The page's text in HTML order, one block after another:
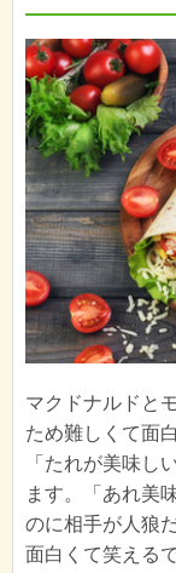
マクドナルドと
ため難しくて面
「たれが美味し
ます。「あれ美
のに相手が人狼
面白くて笑える